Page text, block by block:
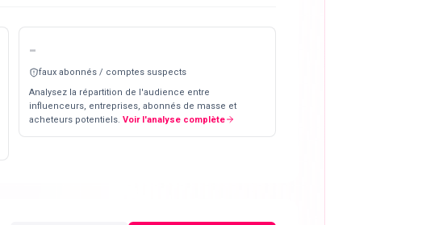
-
faux abonnés / comptes suspects
Analysez la répartition de l'audience entre
influenceurs, entreprises, abonnés de masse et
acheteurs potentiels. Voir l'analyse complète